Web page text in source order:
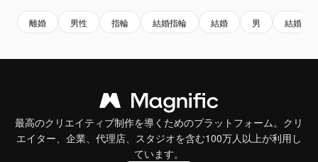
離婚 男性 指輪 結婚指輪 結婚 男 結婚式
最高のクリエイティブ制作を導くためのプラットフォーム。クリ
エイター、企業、代理店、スタジオを含む100万人以上が利用し
ています。